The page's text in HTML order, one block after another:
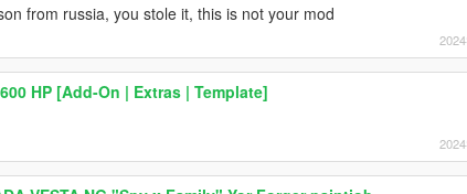
from russia, you stole it, this is not your mod
HP [Add-On | Extras | Template]